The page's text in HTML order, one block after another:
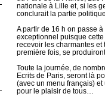
nationale à Lille et, si les
conclurait la partie
A partir de 16 h on passe
exceptionnel puisque
recevoir les charmantes
première fois, se
Toute la journée, de
Ecrits de Paris, seront là
(avec un menu français)
pour le plaisir de tous…